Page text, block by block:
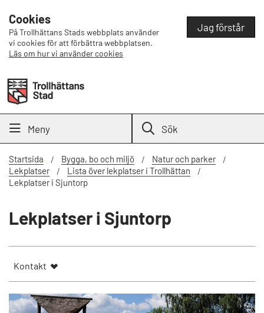
Cookies
På Trollhättans Stads webbplats använder
vi cookies för att förbättra webbplatsen.
Läs om hur vi använder cookies
Jag förstår
Meny Sök
Startsida Bygga, bo och miljö
Natur och parker
Lekplatser
Lista över lekplatser i Trollhättan
Lekplatser i Sjuntorp
Lekplatser i Sjuntorp
Kontakt